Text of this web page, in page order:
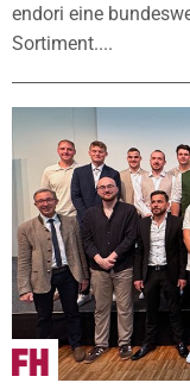
endori eine
Sortiment....